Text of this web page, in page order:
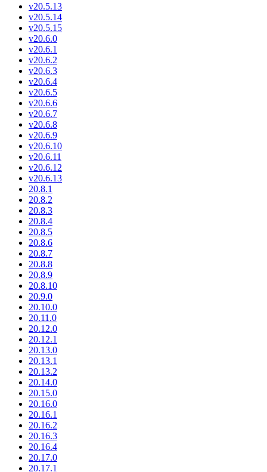
v20.5.13
v20.5.14
v20.5.15
v20.6.0
v20.6.1
v20.6.2
v20.6.3
v20.6.4
v20.6.5
v20.6.6
v20.6.7
v20.6.8
v20.6.9
v20.6.10
v20.6.11
v20.6.12
v20.6.13
20.8.1
20.8.2
20.8.3
20.8.4
20.8.5
20.8.6
20.8.7
20.8.8
20.8.9
20.8.10
20.9.0
20.10.0
20.11.0
20.12.0
20.12.1
20.13.0
20.13.1
20.13.2
20.14.0
20.15.0
20.16.0
20.16.1
20.16.2
20.16.3
20.16.4
20.17.0
20.17.1